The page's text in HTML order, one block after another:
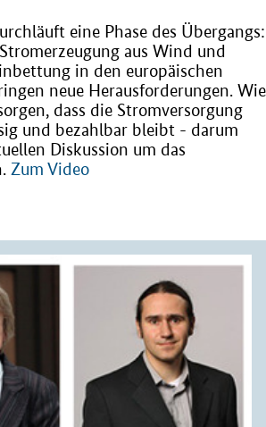
eine Phase des Übergangs:
aus Wind und
in den europäischen
neue Herausforderungen. Wie
dass die Stromversorgung
und bezahlbar bleibt - darum
Diskussion um das
Zum Video